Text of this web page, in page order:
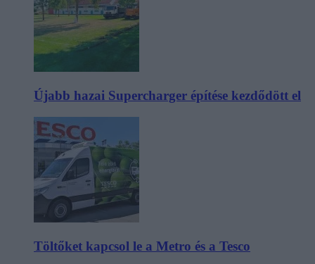
Újabb hazai Supercharger építése kezdődött el
Töltőket kapcsol le a Metro és a Tesco